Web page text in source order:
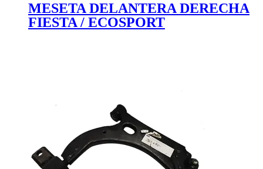
MESETA DELANTERA DERECHA
FIESTA / ECOSPORT